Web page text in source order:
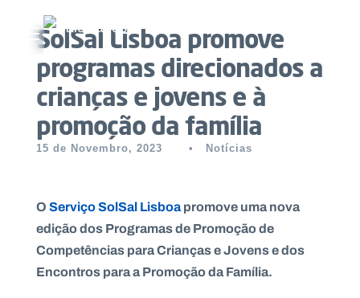
Abrir menu principal
15 de Novembro, 2023 • Notícias
SolSal Lisboa promove
programas direcionados a
crianças e jovens e à
promoção da família
OServiço SolSal Lisboapromove uma nova
edição dos Programas de Promoção de
Competências para Crianças e Jovens e dos
Encontros para a Promoção da Família.
Pesquisar no site
Início
O
que
fazemos